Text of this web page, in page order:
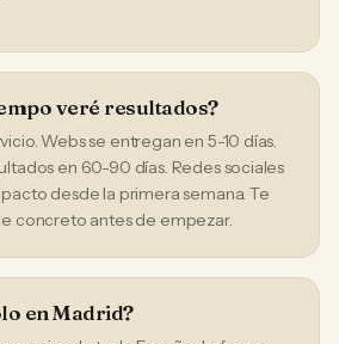
veré resultados?
Webs se entregan en 5-10 días.
en 60-90 días. Redes sociales
desde la primera semana. Te
concreto antes de empezar.
en Madrid?